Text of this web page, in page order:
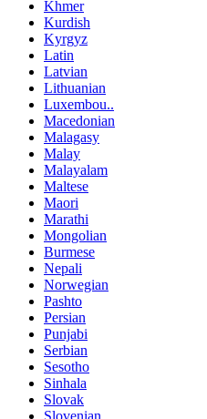
Khmer
Kurdish
Kyrgyz
Latin
Latvian
Lithuanian
Luxembou..
Macedonian
Malagasy
Malay
Malayalam
Maltese
Maori
Marathi
Mongolian
Burmese
Nepali
Norwegian
Pashto
Persian
Punjabi
Serbian
Sesotho
Sinhala
Slovak